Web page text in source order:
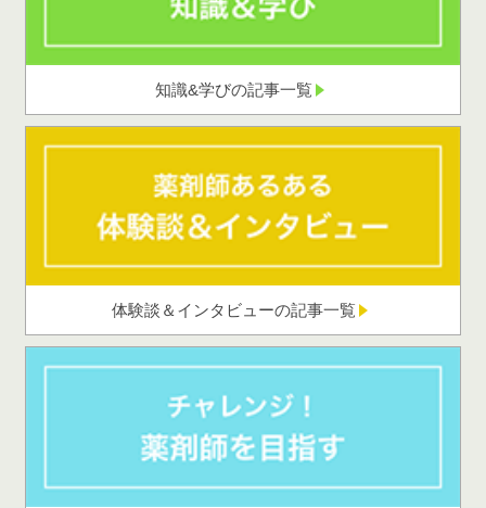
知識&学びの記事一覧
体験談＆インタビューの記事一覧